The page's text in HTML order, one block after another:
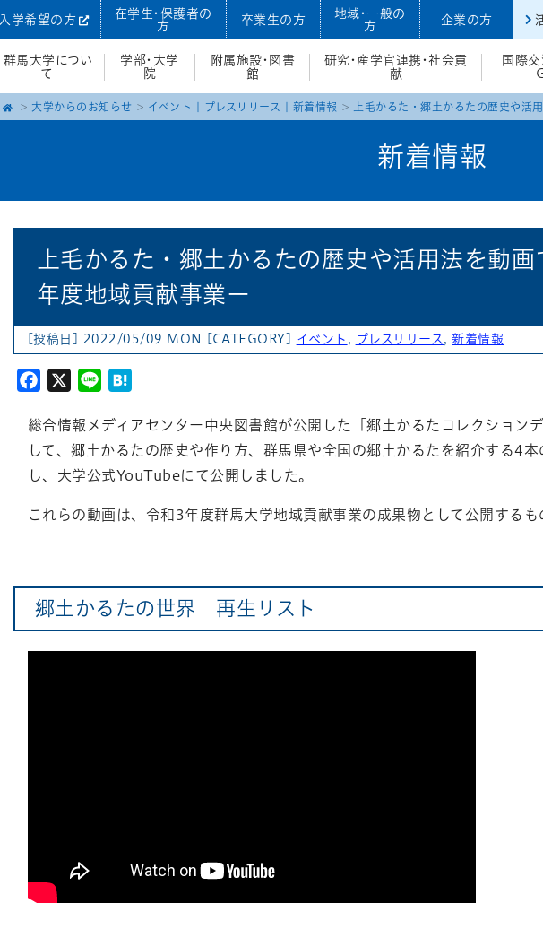
入学希望の方
在学生・保護者の
方
卒業生の方
地域・一般の
方
企業の方
群馬大学につい
て
学部・大学
院
附属施設・図書
館
研究・産学官連携・社会貢
献
国際交
大学からのお知らせ イベント プレスリリース 新着情報 上毛かるた・郷土かるたの歴史や活
新着情報
上毛かるた・郷土かるたの歴史や活用法を動
年度地域貢献事業ー
[投稿日] 2022/05/09 MON [CATEGORY] イベント , プレスリリース ,新着情報
Facebook
X Line
総合情報メディアセンター中央図書館が公開した「郷土かるたコレクション
して、郷土かるたの歴史や作り方、群馬県や全国の郷土かるたを紹介する4
し、大学公式YouTubeにて公開しました。
これらの動画は、令和3年度群馬大学地域貢献事業の成果物として公開するも
郷土かるたの世界 再生リスト